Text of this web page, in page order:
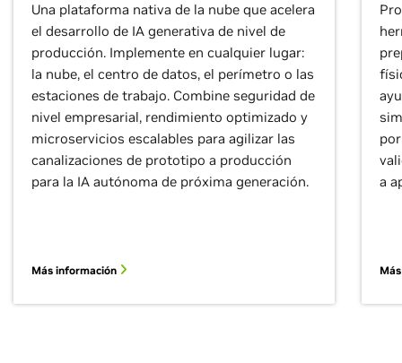
Una plataforma nativa de la nube que acelera
el desarrollo de IA generativa de nivel de
producción. Implemente en cualquier lugar:
la nube, el centro de datos, el perímetro o las
estaciones de trabajo. Combine seguridad de
nivel empresarial, rendimiento optimizado y
microservicios escalables para agilizar las
canalizaciones de prototipo a producción
para la IA autónoma de próxima generación.
Más información
a